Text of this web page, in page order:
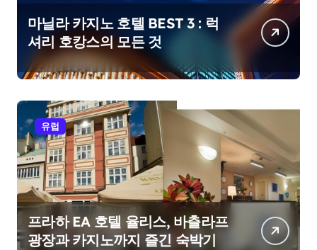
마닐라 카지노 호텔 BEST 3 : 럭
셔리 호캉스의 모든 것
유럽
프라하 EA 호텔 율리스, 바츨라프
광장과 카지노까지 즐긴 숙박기